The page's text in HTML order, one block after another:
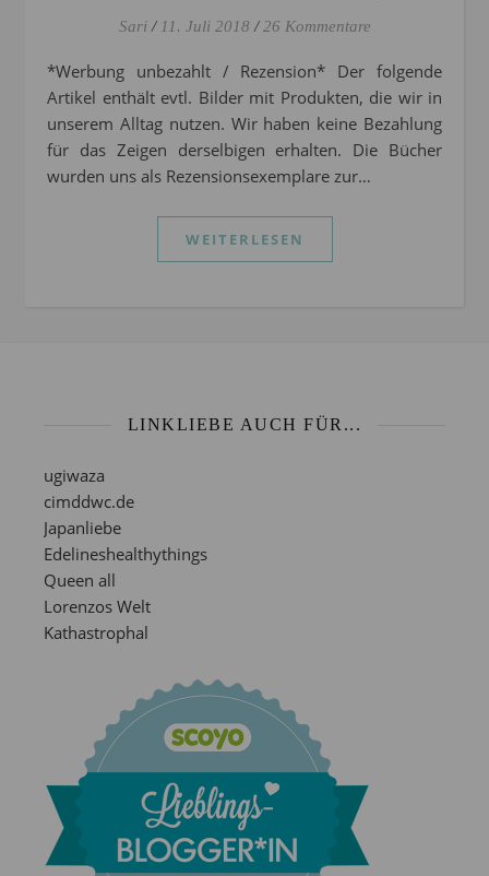
Sari / 11. Juli 2018 / 26 Kommentare
*Werbung unbezahlt / Rezension* Der folgende
Artikel enthält evtl. Bilder mit Produkten, die wir in
unserem Alltag nutzen. Wir haben keine Bezahlung
für das Zeigen derselbigen erhalten. Die Bücher
wurden uns als Rezensionsexemplare zur…
WEITERLESEN
LINKLIEBE AUCH FÜR...
ugiwaza
cimddwc.de
Japanliebe
Edelineshealthythings
Queen all
Lorenzos Welt
Kathastrophal